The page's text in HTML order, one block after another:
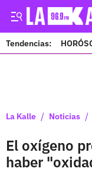
Tendencias:
La Kalle / Noticias /
El oxígeno
haber